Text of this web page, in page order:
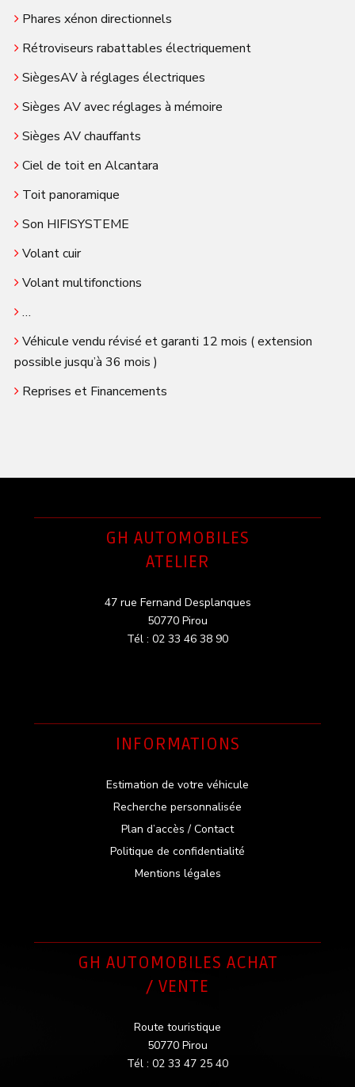
Phares xénon directionnels
Rétroviseurs rabattables électriquement
SiègesAV à réglages électriques
Sièges AV avec réglages à mémoire
Sièges AV chauffants
Ciel de toit en Alcantara
Toit panoramique
Son HIFISYSTEME
Volant cuir
Volant multifonctions
…
Véhicule vendu révisé et garanti 12 mois ( extension
possible jusqu’à 36 mois )
Reprises et Financements
GH AUTOMOBILES
ATELIER
47 rue Fernand Desplanques
50770 Pirou
Tél : 02 33 46 38 90
INFORMATIONS
Estimation de votre véhicule
Recherche personnalisée
Plan d’accès / Contact
Politique de confidentialité
Mentions légales
GH AUTOMOBILES ACHAT
/ VENTE
Route touristique
50770 Pirou
Tél : 02 33 47 25 40